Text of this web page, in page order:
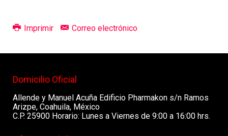
Imprimir Correo electrónico
Domicilio Oficial
Allende y Manuel Acuña Edificio Pharmakon s/n Ramos
Arizpe, Coahuila, México
C.P. 25900 Horario: Lunes a Viernes de 9:00 a 16:00 hrs.